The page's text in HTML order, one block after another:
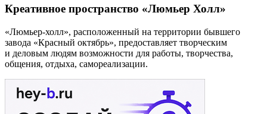
Креативное пространство «Люмьер Холл»
«Люмьер-холл», расположенный на территории бывшего
завода «Красный октябрь», предоставляет творческим
и деловым людям возможности для работы, творчества,
общения, отдыха, самореализации.